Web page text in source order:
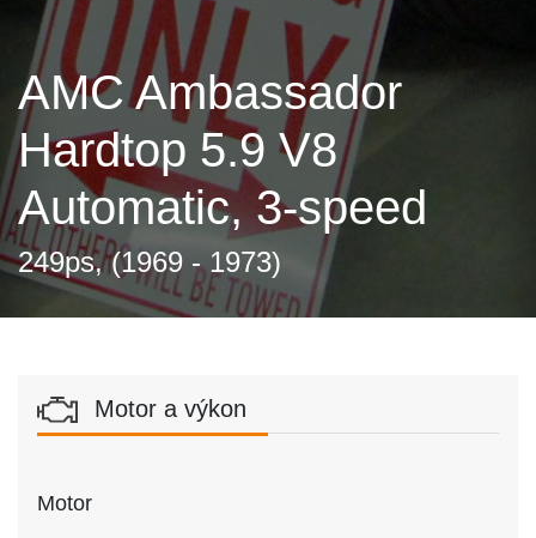
AMC Ambassador
Hardtop 5.9 V8
Automatic, 3-speed
249ps, (1969 - 1973)
Motor a výkon
Motor